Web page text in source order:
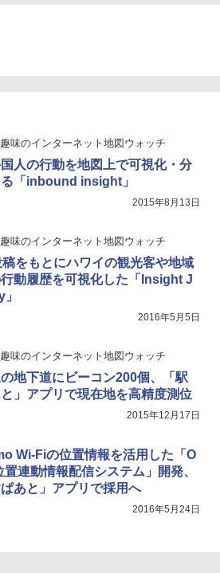
趣味のインターネット地図ウォッチ
人の行動を地図上で可視化・分
「inbound insight」
2015年8月13日
趣味のインターネット地図ウォッチ
をもとにハワイの観光客や地域
動履歴を可視化した「Insight J
2016年5月5日
趣味のインターネット地図ウォッチ
地下道にビーコン200個、「駅
」アプリで現在地を高精度測位
2015年12月17日
Wi-Fiの位置情報を活用した「O
置連動情報配信システム」開発、
ぱあと」アプリで採用へ
2016年5月24日